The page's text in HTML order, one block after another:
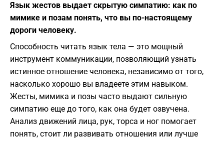
Язык жестов выдает скрытую симпатию: как по
мимике и позам понять, что вы по-настоящему
дороги человеку.
Способность читать язык тела — это мощный
инструмент коммуникации, позволяющий узнать
истинное отношение человека, независимо от того,
насколько хорошо вы владеете этим навыком.
Жесты, мимика и позы часто выдают сильную
симпатию еще до того, как она будет озвучена.
Анализ движений лица, рук, торса и ног помогает
понять, стоит ли развивать отношения или лучше